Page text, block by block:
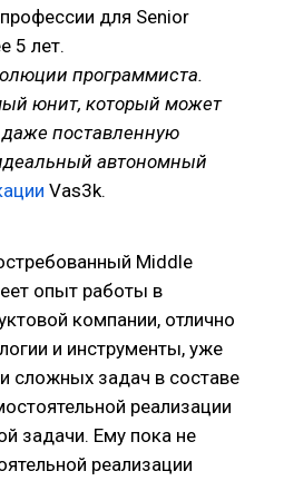
для Senior
5 лет.
программиста.
юнит, который может
поставленную
автономный
Vas3k.
Middle
опыт работы в
компании, отлично
и инструменты, уже
сложных задач в составе
реализации
задачи. Ему пока не
реализации